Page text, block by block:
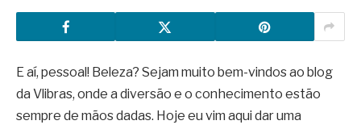
E aí, pessoal! Beleza? Sejam muito bem-vindos ao blog
da Vlibras, onde a diversão e o conhecimento estão
sempre de mãos dadas. Hoje eu vim aqui dar uma